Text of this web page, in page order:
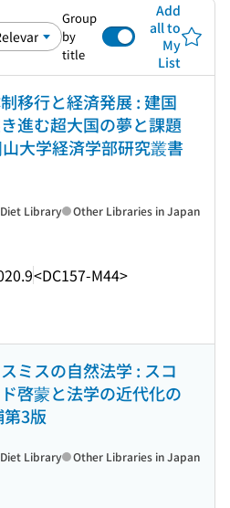
Group
by
title
Add
all to
My
List
移行と経済発展 : 建国
進む超大国の夢と課題
大学経済学部研究叢書
<DC157-M44>
Library Other Libraries in Japan
ミスの自然法学 : スコ
啓蒙と法学の近代化の
3版
Library Other Libraries in Japan